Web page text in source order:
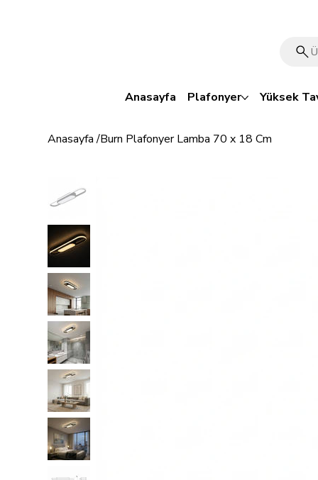
Anasayfa Plafonyer Yüksek
Anasayfa /Burn Plafonyer Lamba 70 x 18 Cm